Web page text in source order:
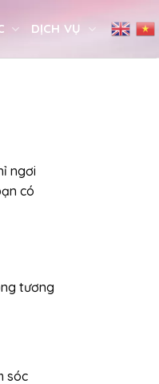
DỊCH VỤ
ngơi
có
tương
sóc